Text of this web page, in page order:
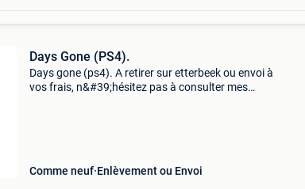
Days Gone (PS4).
Days gone (ps4). A retirer sur etterbeek ou envoi à
vos frais, n&#39;hésitez pas à consulter mes
Comme neuf Enlèvement ou Envoi